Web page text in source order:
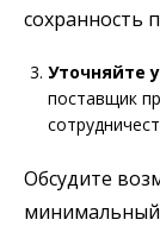
сохранность
Уточняйте
поставщик
Обсудите
минимальный